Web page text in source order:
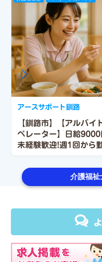
【釧路市】【アルバイ
ペレーター】日給
未経験歓迎!週1回から
アースサポート釧路
介護福祉